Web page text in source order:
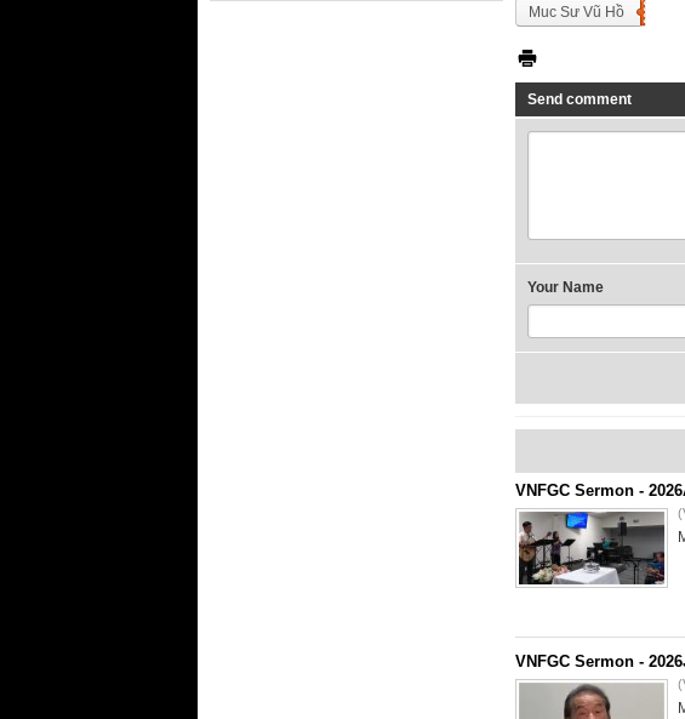
Muc Sư Vũ Hồ
Send comment
Your Name
VNFGC Sermon -
VNFGC Sermon -